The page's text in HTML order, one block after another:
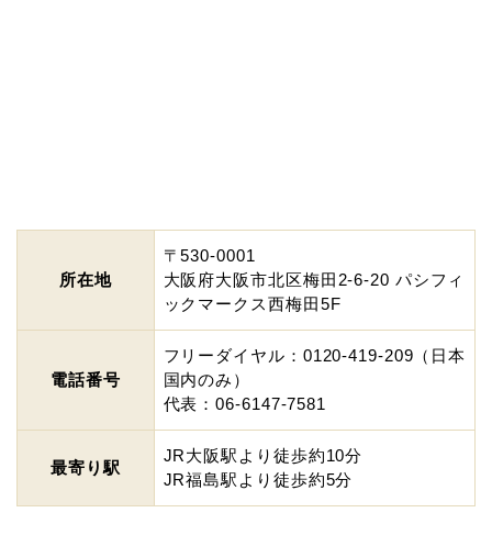
所在地
〒530-0001
大阪府大阪市北区梅田2-6-20 パシフィ
ックマークス西梅田5F
電話番号
フリーダイヤル：0120-419-209（日本
国内のみ）
代表：06-6147-7581
最寄り駅
JR大阪駅より徒歩約10分
JR福島駅より徒歩約5分